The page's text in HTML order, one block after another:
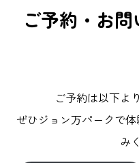
ご予約・お
ご予約は以下よ
ぜひジョン万パークで
み